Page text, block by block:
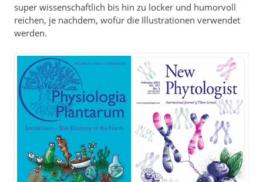
super wissenschaftlich bis hin zu locker und humorvoll
reichen, je nachdem, wofür die Illustrationen verwendet
werden.